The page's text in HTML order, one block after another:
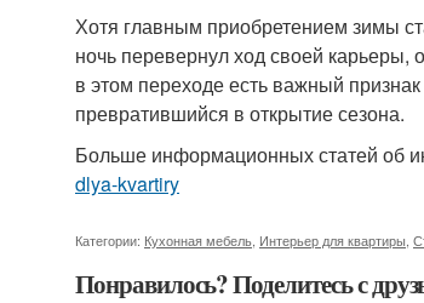
Хотя главным приобретением зимы
ночь перевернул ход своей карьеры,
в этом переходе есть важный
превратившийся в открытие сезона.
Больше информационных статей об
dlya-kvartiry
Категории: Кухонная мебель Интерьер для квартиры
Понравилось? Поделитесь с